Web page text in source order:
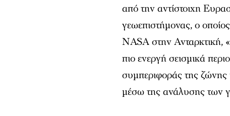
από την αντίστοιχη
γεωεπιστήμονας, ο
NASA στην Ανταρκτική,
πιο ενεργή σεισμικά
συμπεριφοράς της ζώνης
μέσω της ανάλυσης των